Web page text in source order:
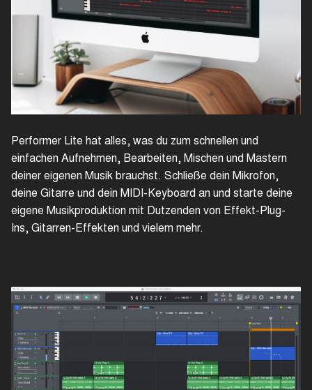
Performer Lite hat alles, was du zum schnellen und
einfachen Aufnehmen, Bearbeiten, Mischen und Mastern
deiner eigenen Musik brauchst. Schließe dein Mikrofon,
deine Gitarre und dein MIDI-Keyboard an und starte deine
eigene Musikproduktion mit Dutzenden von Effekt-Plug-
Ins, Gitarren-Effekten und vielem mehr.